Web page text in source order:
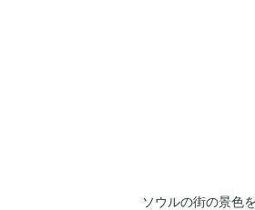
ソウルの街の景色